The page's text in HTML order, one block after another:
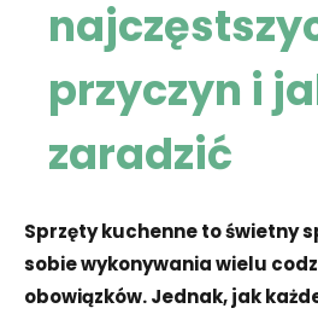
przyczyn i
zaradzić
Sprzęty kuchenne to świetny
sobie wykonywania wielu
obowiązków. Jednak, jak